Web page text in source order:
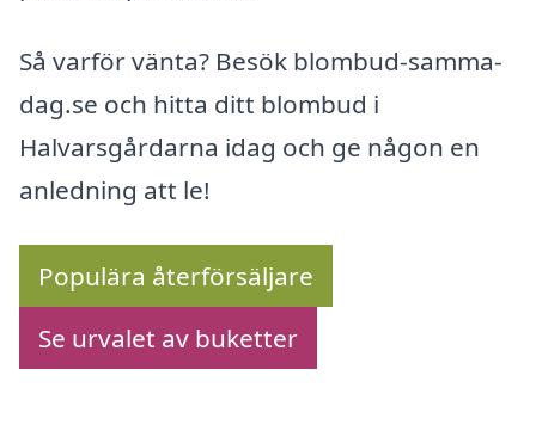
Så varför vänta? Besök blombud-samma-
dag.se och hitta ditt blombud i
Halvarsgårdarna idag och ge någon en
anledning att le!
Populära återförsäljare
Se urvalet av buketter